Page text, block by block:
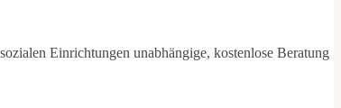
Einrichtungen unabhängige, kostenlose Beratung